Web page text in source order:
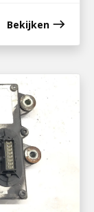
Bekijken east